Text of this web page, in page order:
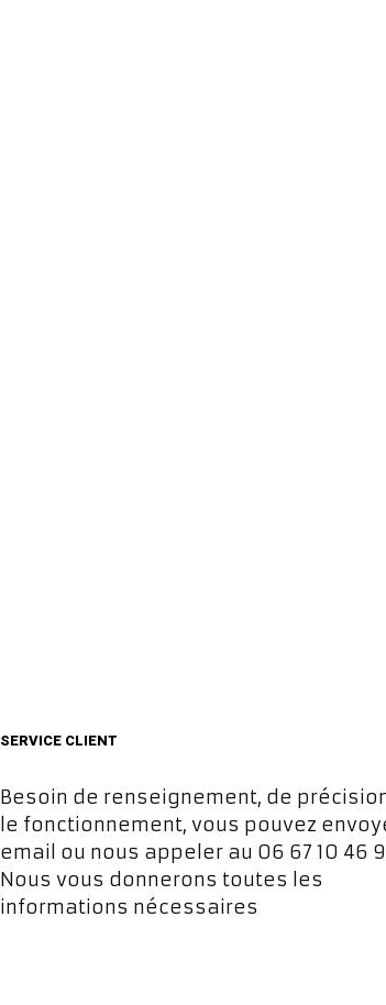
SERVICE CLIENT
Besoin de renseignement, de
le fonctionnement, vous pouvez
email ou nous appeler au 06 67 10 46
Nous vous donnerons toutes les
informations nécessaires